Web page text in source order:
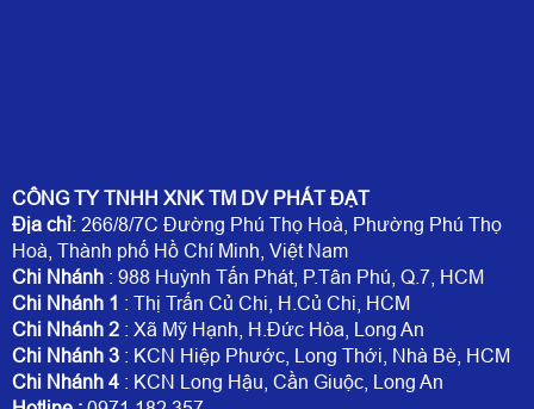
CÔNG TY TNHH XNK TM DV PHÁT ĐẠT
Địa chỉ: 266/8/7C Đường Phú Thọ Hoà, Phường Phú Thọ
Hoà, Thành phố Hồ Chí Minh, Việt Nam
Chi Nhánh : 988 Huỳnh Tấn Phát, P.Tân Phú, Q.7, HCM
Chi Nhánh 1 : Thị Trấn Củ Chi, H.Củ Chi, HCM
Chi Nhánh 2 : Xã Mỹ Hạnh, H.Đức Hòa, Long An
Chi Nhánh 3 : KCN Hiệp Phước, Long Thới, Nhà Bè, HCM
Chi Nhánh 4 : KCN Long Hậu, Cần Giuộc, Long An